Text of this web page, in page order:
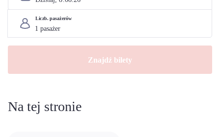
Liczb. pasażerów
Znajdź bilety
Na tej stronie